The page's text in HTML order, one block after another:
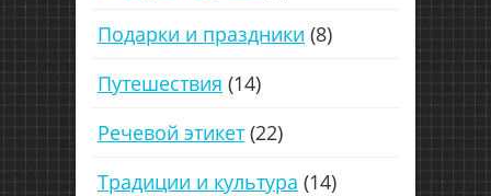
Подарки и праздники (8)
Путешествия (14)
Речевой этикет (22)
Традиции и культура (14)